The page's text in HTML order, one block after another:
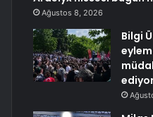
Ağustos 8, 2026
Bilgi